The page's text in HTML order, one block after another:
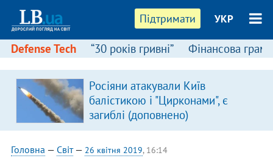
Підтримати УКР
Defense Tech “30 років гривні” Фінансова
Росіяни атакували Київ
балістикою і "Цирконами", є
загиблі (доповнено)
Головна — Світ— 26 квітня 2019, 16:14